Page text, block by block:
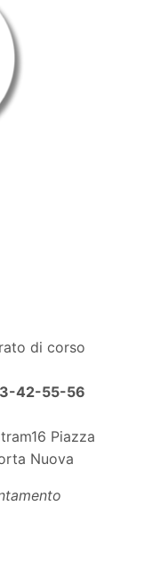
di corso
42-55-56
Piazza
Nuova